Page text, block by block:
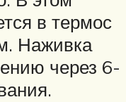
в термос
Наживка
через 6-